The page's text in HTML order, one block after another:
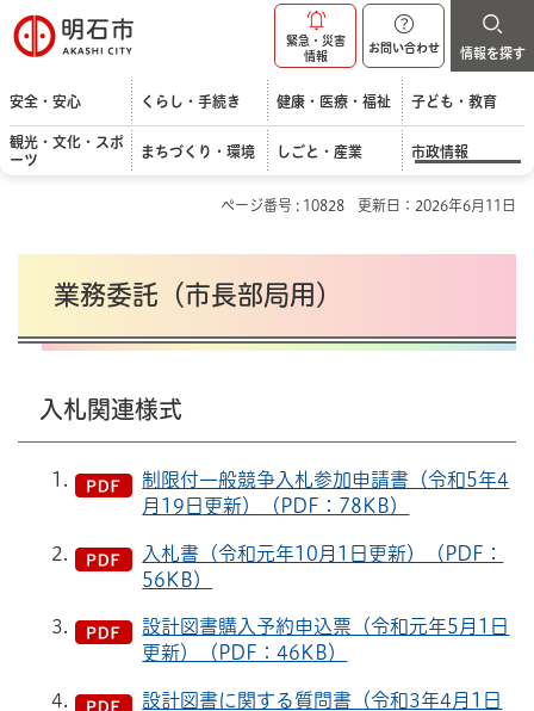
明石市
緊急・災害
情報
お問い合わせ 情報を探す
安全・安心 くらし・手続き 健康・医療・福祉 子ども・教育
観光・文化・スポ
ーツ
まちづくり・環境 しごと・産業 市政情報
ページ番号 : 10828 更新日：2026年6月11日
業務委託（市長部局用）
入札関連様式
制限付一般競争入札参加申請書（令和5年4
月19日更新）（PDF：78KB）
入札書（令和元年10月1日更新）（PDF：
56KB）
設計図書購入予約申込票（令和元年5月1日
更新）（PDF：46KB）
設計図書に関する質問書（令和3年4月1日